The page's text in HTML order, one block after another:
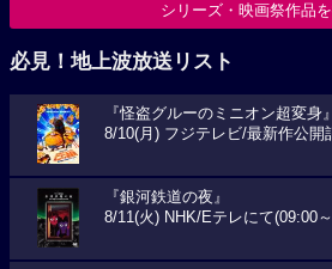
シリーズ・映画祭作品
必見！地上波放送リスト
『怪盗グルーのミニオン超変身』
8/10(月) フジテレビ/最新作公開
『銀河鉄道の夜』
8/11(火) NHK/Eテレにて(09:00